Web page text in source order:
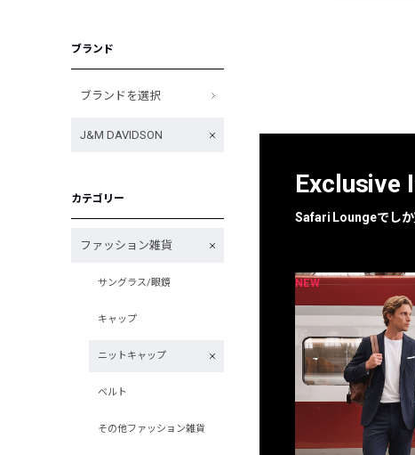
ブランド
ブランドを選択
J&M DAVIDSON
カテゴリー
ファッション雑貨
サングラス/眼鏡
キャップ
ニットキャップ
ベルト
その他ファッション雑貨
Exclusive
Safari Loungeでし
NEW